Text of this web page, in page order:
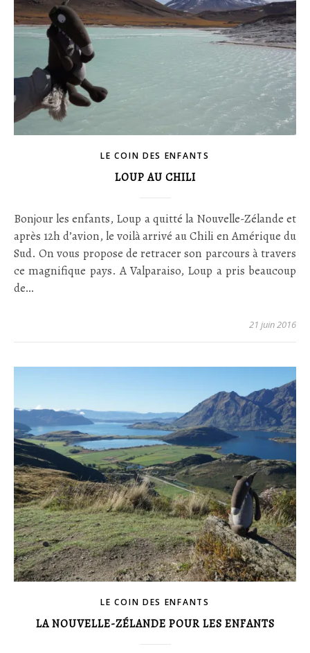
LE COIN DES ENFANTS
LOUP AU CHILI
Bonjour les enfants, Loup a quitté la Nouvelle-Zélande et
après 12h d’avion, le voilà arrivé au Chili en Amérique du
Sud. On vous propose de retracer son parcours à travers
ce magnifique pays. A Valparaiso, Loup a pris beaucoup
de…
21 juin 2016
LE COIN DES ENFANTS
LA NOUVELLE-ZÉLANDE POUR LES ENFANTS